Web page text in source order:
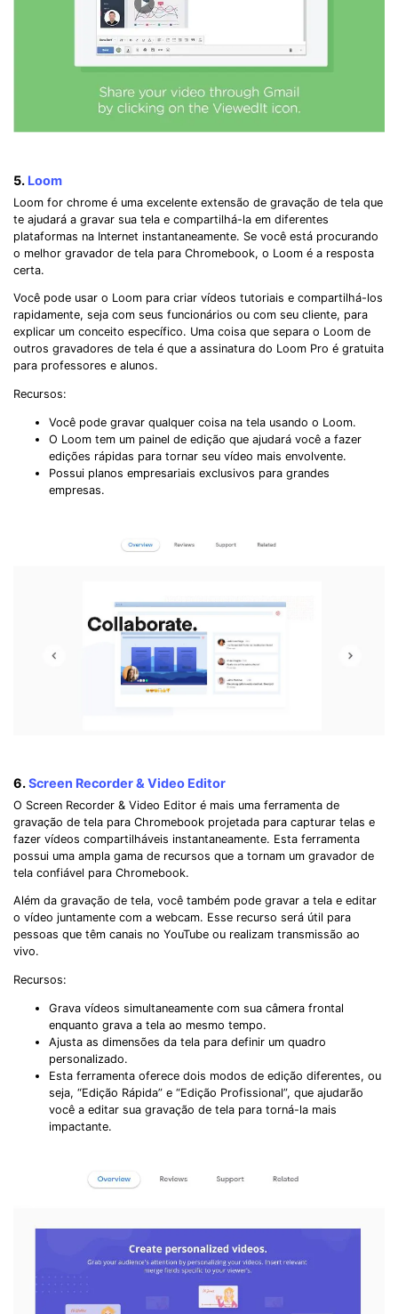
5. Loom
Loom for chrome é uma excelente extensão de gravação de tela que
te ajudará a gravar sua tela e compartilhá-la em diferentes
plataformas na Internet instantaneamente. Se você está procurando
o melhor gravador de tela para Chromebook, o Loom é a resposta
certa.
Você pode usar o Loom para criar vídeos tutoriais e compartilhá-los
rapidamente, seja com seus funcionários ou com seu cliente, para
explicar um conceito específico. Uma coisa que separa o Loom de
outros gravadores de tela é que a assinatura do Loom Pro é gratuita
para professores e alunos.
Recursos:
Você pode gravar qualquer coisa na tela usando o Loom.
O Loom tem um painel de edição que ajudará você a fazer
edições rápidas para tornar seu vídeo mais envolvente.
Possui planos empresariais exclusivos para grandes
empresas.
6.Screen Recorder & Video Editor
O Screen Recorder & Video Editor é mais uma ferramenta de
gravação de tela para Chromebook projetada para capturar telas e
fazer vídeos compartilháveis ​​instantaneamente. Esta ferramenta
possui uma ampla gama de recursos que a tornam um gravador de
tela confiável para Chromebook.
Além da gravação de tela, você também pode gravar a tela e editar
o vídeo juntamente com a webcam. Esse recurso será útil para
pessoas que têm canais no YouTube ou realizam transmissão ao
vivo.
Recursos:
Grava vídeos simultaneamente com sua câmera frontal
enquanto grava a tela ao mesmo tempo.
Ajusta as dimensões da tela para definir um quadro
personalizado.
Esta ferramenta oferece dois modos de edição diferentes, ou
seja, “Edição Rápida” e “Edição Profissional”, que ajudarão
você a editar sua gravação de tela para torná-la mais
impactante.
Record Like a Pro, Edit
With AI Ease.
Record. Edit. Share. All with Filmora!